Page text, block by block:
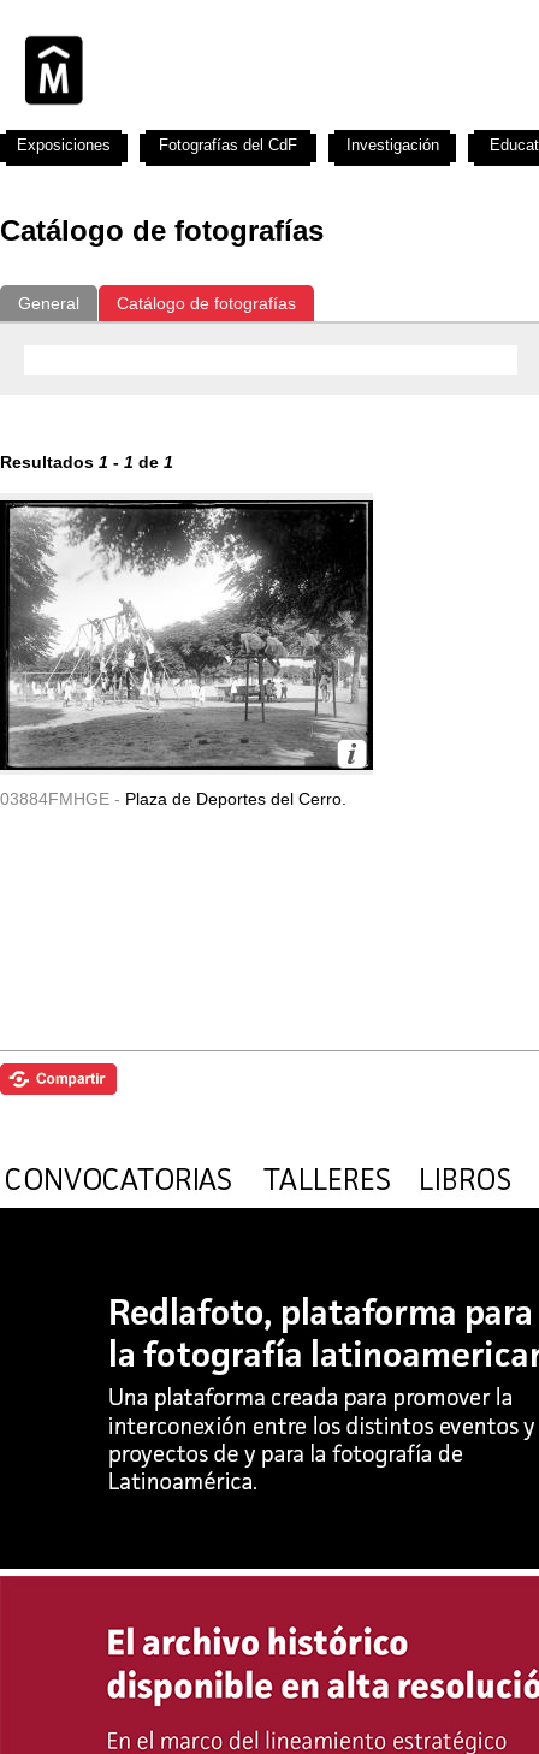
Catálogo de fotografías
General Catálogo de fotografías
Resultados 1 - 1 de 1
03884FMHGE - Plaza de Deportes del Cerro.
Exposiciones Fotografías del CdF Investigación